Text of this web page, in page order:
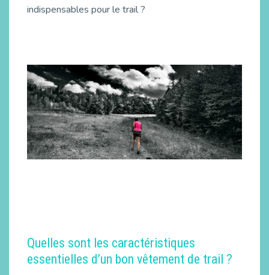
indispensables pour le trail ?
Quelles sont les caractéristiques
essentielles d’un bon vêtement de trail ?